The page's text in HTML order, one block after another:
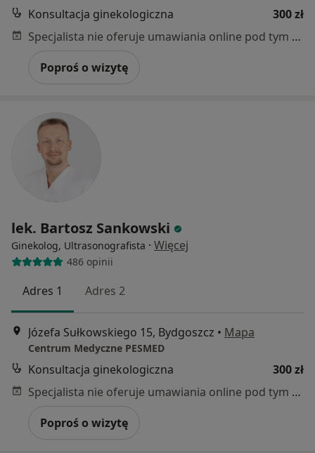
Konsultacja ginekologiczna
300 zł
Specjalista nie oferuje umawiania online pod tym adresem.
Poproś o wizytę
lek. Bartosz Sankowski
Ginekolog, Ultrasonografista · Więcej
486 opinii
Adres 1 Adres 2
Józefa Sułkowskiego 15, Bydgoszcz • Mapa
Centrum Medyczne PESMED
Konsultacja ginekologiczna
300 zł
Specjalista nie oferuje umawiania online pod tym adresem.
Poproś o wizytę